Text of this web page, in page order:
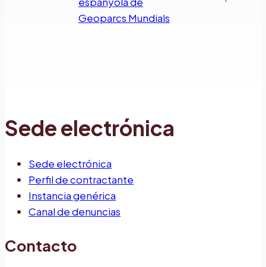
Sede electrónica
Sede electrónica
Perfil de contractante
Instancia genérica
Canal de denuncias
Contacto